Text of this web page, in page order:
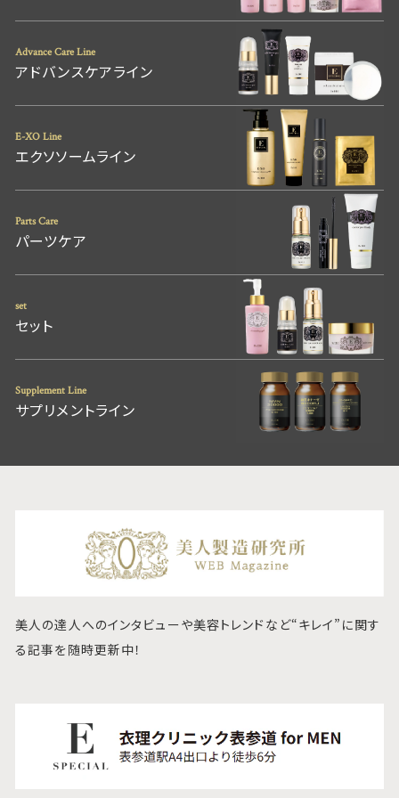
アドバンスケアライン
Advance Care Line
エクソソームライン
E-XO Line
パーツケア
Parts Care
セット
set
サプリメントライン
Supplement Line
美人の達人へのインタビューや美容トレンドなど“キレイ”に関す
る記事を随時更新中！